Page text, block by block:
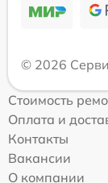
© 2026
Стоимость
Оплата и
Контакты
Вакансии
О компании